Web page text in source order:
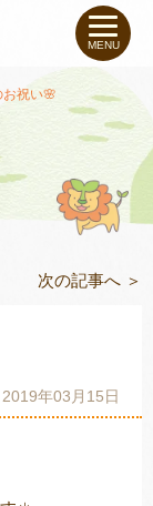
MENU
お祝い🌸
次の記事へ ＞
2019年03月15日